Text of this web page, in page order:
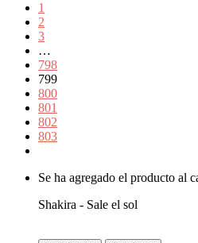
1
2
3
…
798
799
800
801
802
803
Se ha agregado el producto al
Shakira - Sale el sol